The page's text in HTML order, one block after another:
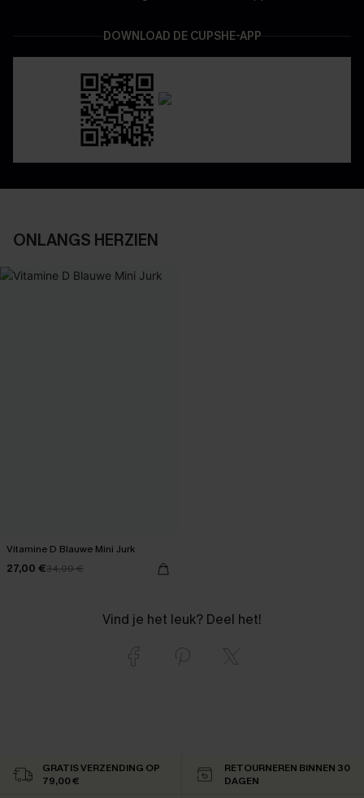
DOWNLOAD DE CUPSHE-APP
ONLANGS HERZIEN
Vitamine D Blauwe Mini Jurk
27,00 €34,00 €
Vind je het leuk? Deel het!
GRATIS VERZENDING OP
79,00 €
RETOURNEREN BINNEN 30
DAGEN